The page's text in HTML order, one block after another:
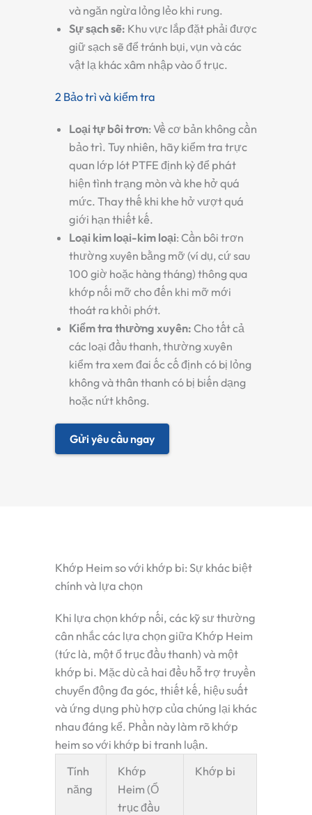
và ngăn ngừa lỏng lẻo khi rung.
Sự sạch sẽ: Khu vực lắp đặt phải được
giữ sạch sẽ để tránh bụi, vụn và các
vật lạ khác xâm nhập vào ổ trục.
2 Bảo trì và kiểm tra
Loại tự bôi trơn: Về cơ bản không cần
bảo trì. Tuy nhiên, hãy kiểm tra trực
quan lớp lót PTFE định kỳ để phát
hiện tình trạng mòn và khe hở quá
mức. Thay thế khi khe hở vượt quá
giới hạn thiết kế.
Loại kim loại-kim loại: Cần bôi trơn
thường xuyên bằng mỡ (ví dụ, cứ sau
100 giờ hoặc hàng tháng) thông qua
khớp nối mỡ cho đến khi mỡ mới
thoát ra khỏi phớt.
Kiểm tra thường xuyên: Cho tất cả
các loại đầu thanh, thường xuyên
kiểm tra xem đai ốc cố định có bị lỏng
không và thân thanh có bị biến dạng
hoặc nứt không.
Gửi yêu cầu ngay
Khớp Heim so với khớp bi: Sự khác biệt
chính và lựa chọn
Khi lựa chọn khớp nối, các kỹ sư thường
cân nhắc các lựa chọn giữa Khớp Heim
(tức là, mộtổ trục đầu thanh) và một
khớp bi. Mặc dù cả hai đều hỗ trợ truyền
chuyển động đa góc, thiết kế, hiệu suất
và ứng dụng phù hợp của chúng lại khác
nhau đáng kể. Phần này làm rõ khớp
heim so với khớp bi tranh luận.
Tính
năng
Khớp
Heim (Ổ
trục đầu
Khớp bi